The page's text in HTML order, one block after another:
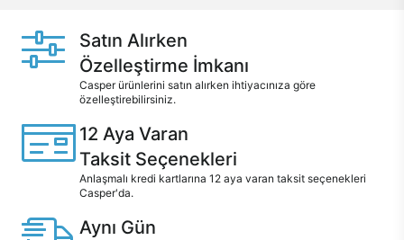
Satın Alırken
Özelleştirme İmkanı
Casper ürünlerini satın alırken ihtiyacınıza göre
özelleştirebilirsiniz.
12 Aya Varan
Taksit Seçenekleri
Anlaşmalı kredi kartlarına 12 aya varan taksit seçenekleri
Casper'da.
Aynı Gün